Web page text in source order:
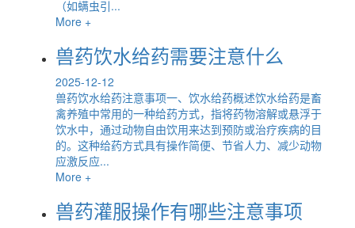
（如螨虫引...
More +
兽药饮水给药需要注意什么
2025-12-12
兽药饮水给药注意事项一、饮水给药概述饮水给药是畜
禽养殖中常用的一种给药方式，指将药物溶解或悬浮于
饮水中，通过动物自由饮用来达到预防或治疗疾病的目
的。这种给药方式具有操作简便、节省人力、减少动物
应激反应...
More +
兽药灌服操作有哪些注意事项